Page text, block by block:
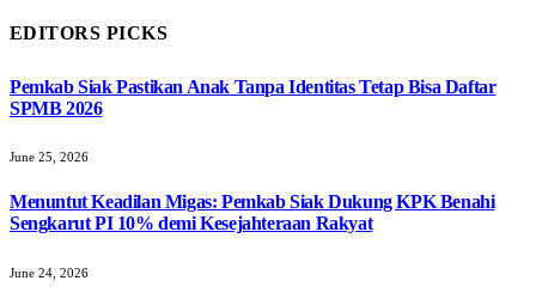
EDITORS PICKS
Pemkab Siak Pastikan Anak Tanpa Identitas Tetap Bisa Daftar
SPMB 2026
June 25, 2026
Menuntut Keadilan Migas: Pemkab Siak Dukung KPK Benahi
Sengkarut PI 10% demi Kesejahteraan Rakyat
June 24, 2026